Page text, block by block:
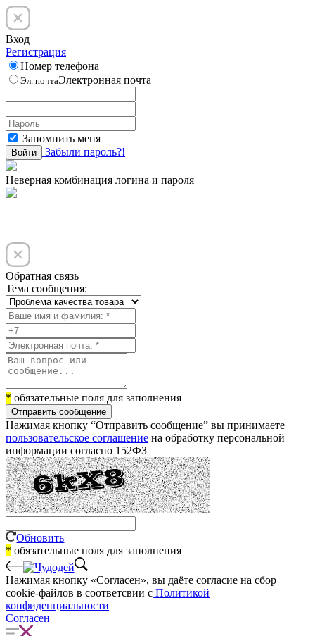
Вход
Регистрация
Номер телефона
Эл. почтаЭлектронная почта
Запомнить меня
Войти Забыли пароль?!
Неверная комбинация логина и пароля
Обратная связь
Тема сообщения:
* обязательные поля для заполнения
Отправить сообщение
Нажимая кнопку “Отправить сообщение” вы принимаете
пользовательское соглашение на обработку персональной
информации согласно 152ФЗ
Обновить
* обязательные поля для заполнения
Нажимая кнопку «Согласен», вы даёте cогласие на сбор
cookie-файлов в соответсвии с Политикой
конфиденциальности
Согласен